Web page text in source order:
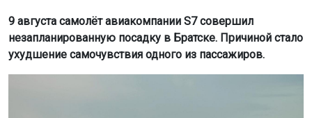
9 августа самолёт авиакомпании S7 совершил
незапланированную посадку в Братске. Причиной стало
ухудшение самочувствия одного из пассажиров.